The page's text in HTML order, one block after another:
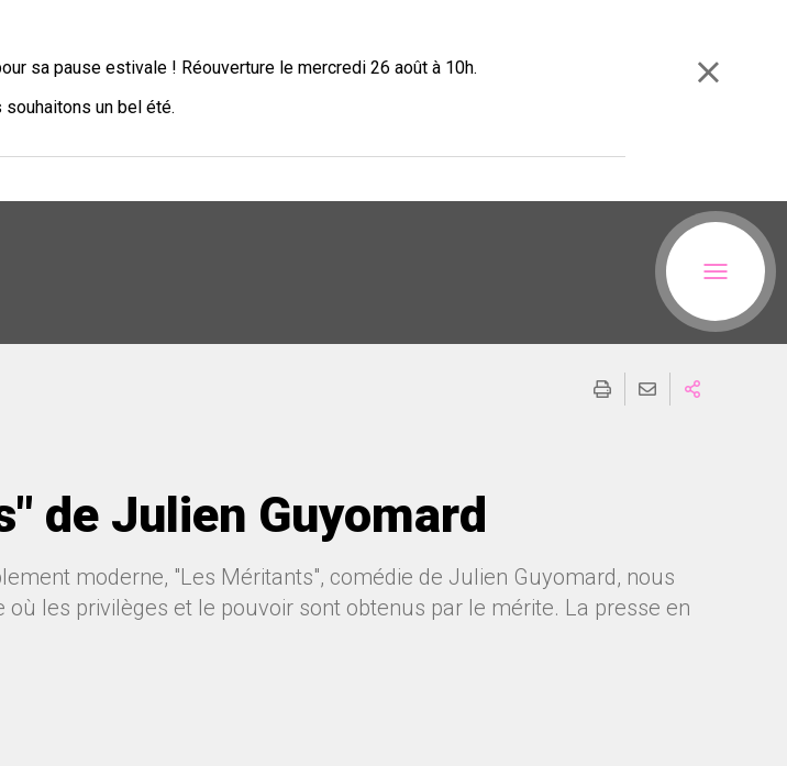
sa pause estivale ! Réouverture le mercredi 26 août à 10h.
un bel été.
de Julien Guyomard
moderne, "Les Méritants", comédie de Julien Guyomard, nous
les privilèges et le pouvoir sont obtenus par le mérite. La presse en